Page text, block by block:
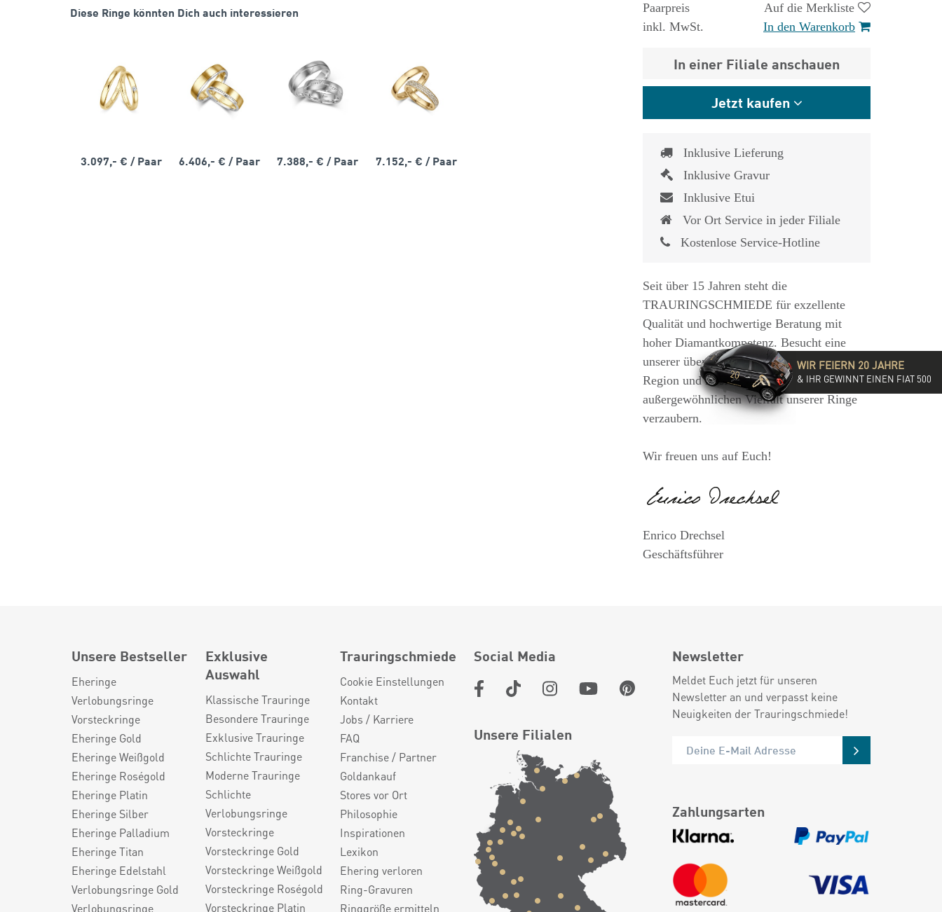
Diese Ringe könnten Dich auch interessieren
3.097,- € / Paar 6.406,- €/ Paar 7.388,- €/ Paar 7.152,- € / Paar
Paarpreis
inkl. MwSt.
Auf die Merkliste
In den Warenkorb
In einer Filiale anschauen
Jetzt kaufen
Inklusive Lieferung
Inklusive Gravur
Inklusive Etui
Vor Ort Service in jeder Filiale
Kostenlose Service-Hotline
Seit über 15 Jahren steht die
TRAURINGSCHMIEDE für exzellente
Qualität und hochwertige Beratung mit
hoher Diamantkompetenz. Besucht eine
unserer über 35 Filialen in der DACH-
Region und lasst Euch von der
außergewöhnlichen Vielfalt unserer Ringe
verzaubern.
Wir freuen uns auf Euch!
Enrico Drechsel
Geschäftsführer
Unsere Bestseller
Eheringe
Verlobungsringe
Vorsteckringe
Eheringe Gold
Eheringe Weißgold
Eheringe Roségold
Eheringe Platin
Eheringe Silber
Eheringe Palladium
Eheringe Titan
Eheringe Edelstahl
Verlobungsringe Gold
Verlobungsringe
Exklusive
Auswahl
Klassische Trauringe
Besondere Trauringe
Exklusive Trauringe
Schlichte Trauringe
Moderne Trauringe
Schlichte
Verlobungsringe
Vorsteckringe
Vorsteckringe Gold
Vorsteckringe Weißgold
Vorsteckringe Roségold
Vorsteckringe Platin
Trauringschmiede
Cookie Einstellungen
Kontakt
Jobs / Karriere
FAQ
Franchise / Partner
Goldankauf
Stores vor Ort
Philosophie
Inspirationen
Lexikon
Ehering verloren
Ring-Gravuren
Ringgröße ermitteln
Social Media
Unsere Filialen
Newsletter
Meldet Euch jetzt für unseren
Newsletter an und verpasst keine
Neuigkeiten der Trauringschmiede!
Zahlungsarten
WIR FEIERN 20 JAHRE
& IHR GEWINNT EINEN FIAT 500